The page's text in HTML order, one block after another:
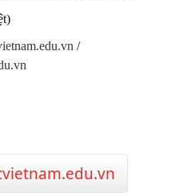
/